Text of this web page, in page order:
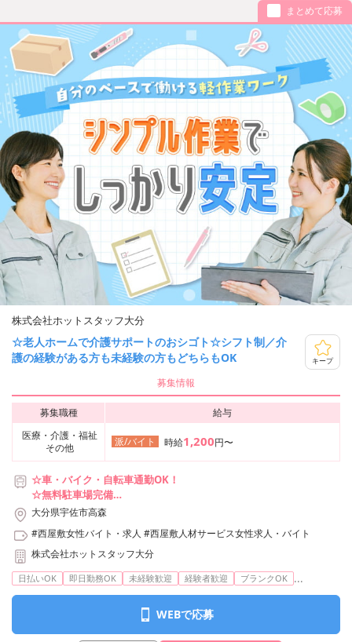
まとめて応募
株式会社ホットスタッフ大分
☆老人ホームで介護サポートのおシゴト☆シフト制／介
護の経験がある方も未経験の方もどちらもOK
キープ
募集情報
募集職種
給与
医療・介護・福祉
その他
派/バイト 時給1,200円〜
☆車・バイク・自転車通勤OK！
☆無料駐車場完備
☆交通費・ガソリン代支給いたします（※規定あり）
大分県宇佐市高森
#西屋敷女性バイト・求人 #西屋敷人材サービス女性求人・バイト
株式会社ホットスタッフ大分
日払いOK 即日勤務OK 未経験歓迎 経験者歓迎 ブランクOK ...
WEBで応募